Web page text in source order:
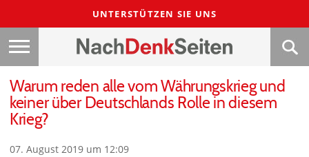
UNTERSTÜTZEN SIE UNS
Warum reden alle vom Währungskrieg und
keiner über Deutschlands Rolle in diesem
Krieg?
07. August 2019 um 12:09